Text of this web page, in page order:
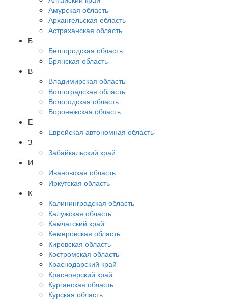
Амурская область
Архангельская область
Астраханская область
Б
Белгородская область
Брянская область
В
Владимирская область
Волгоградская область
Вологодская область
Воронежская область
Е
Еврейская автономная область
З
Забайкальский край
И
Ивановская область
Иркутская область
К
Калининградская область
Калужская область
Камчатский край
Кемеровская область
Кировская область
Костромская область
Краснодарский край
Красноярский край
Курганская область
Курская область